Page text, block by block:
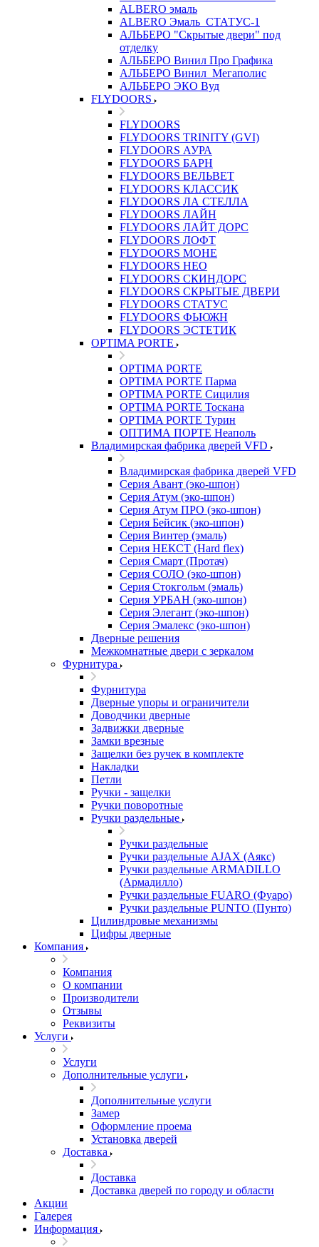
ALBERO эмаль
ALBERO Эмаль_СТАТУС-1
АЛЬБЕРО "Скрытые двери" под
отделку
АЛЬБЕРО Винил Про Графика
АЛЬБЕРО Винил_Мегаполис
АЛЬБЕРО ЭКО Вуд
FLYDOORS
FLYDOORS
FLYDOORS TRINITY (GVI)
FLYDOORS АУРА
FLYDOORS БАРН
FLYDOORS ВЕЛЬВЕТ
FLYDOORS КЛАССИК
FLYDOORS ЛА СТЕЛЛА
FLYDOORS ЛАЙН
FLYDOORS ЛАЙТ ДОРС
FLYDOORS ЛОФТ
FLYDOORS МОНЕ
FLYDOORS НЕО
FLYDOORS СКИНДОРС
FLYDOORS СКРЫТЫЕ ДВЕРИ
FLYDOORS СТАТУС
FLYDOORS ФЬЮЖН
FLYDOORS ЭСТЕТИК
OPTIMA PORTE
OPTIMA PORTE
OPTIMA PORTE Парма
OPTIMA PORTE Сицилия
OPTIMA PORTE Тоскана
OPTIMA PORTE Турин
ОПТИМА ПОРТЕ Неаполь
Владимирская фабрика дверей VFD
Владимирская фабрика дверей VFD
Серия Авант (эко-шпон)
Серия Атум (эко-шпон)
Серия Атум ПРО (эко-шпон)
Серия Бейсик (эко-шпон)
Серия Винтер (эмаль)
Серия НЕКСТ (Hard flex)
Серия Смарт (Протач)
Серия СОЛО (эко-шпон)
Серия Стокгольм (эмаль)
Серия УРБАН (эко-шпон)
Серия Элегант (эко-шпон)
Серия Эмалекс (эко-шпон)
Дверные решения
Межкомнатные двери c зеркалом
Фурнитура
Фурнитура
Дверные упоры и ограничители
Доводчики дверные
Задвижки дверные
Замки врезные
Защелки без ручек в комплекте
Накладки
Петли
Ручки - защелки
Ручки поворотные
Ручки раздельные
Ручки раздельные
Ручки раздельные AJAX (Аякс)
Ручки раздельные ARMADILLO
(Армадилло)
Ручки раздельные FUARO (Фуаро)
Ручки раздельные PUNTO (Пунто)
Цилиндровые механизмы
Цифры дверные
Компания
Компания
О компании
Производители
Отзывы
Реквизиты
Услуги
Услуги
Дополнительные услуги
Дополнительные услуги
Замер
Оформление проема
Установка дверей
Доставка
Доставка
Доставка дверей по городу и области
Акции
Галерея
Информация